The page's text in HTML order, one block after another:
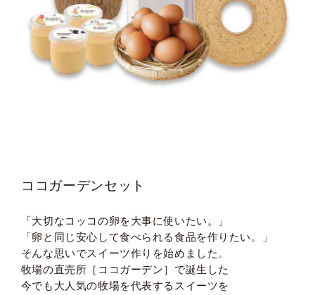
ココガーデンセット
「大切なコッコの卵を大事に使いたい。」
「卵と同じ安心して食べられる食品を作りたい。」
そんな思いでスイーツ作りを始めました。
牧場の直売所［ココガーデン］で誕生した
今でも大人気の牧場を代表するスイーツを